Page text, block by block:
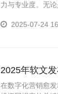
力与专业度。无
2025-07-24
2025年软文
在数字化营销愈